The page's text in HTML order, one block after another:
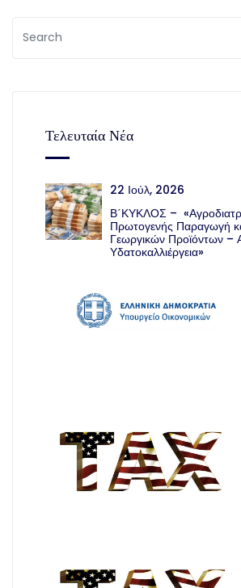
Τελευταία Νέα
22 Ιούλ, 2026
Β΄ΚΥΚΛΟΣ –
Πρωτογενής Παραγωγή
Γεωργικών Προϊόντων –
Υδατοκαλλιέργεια»